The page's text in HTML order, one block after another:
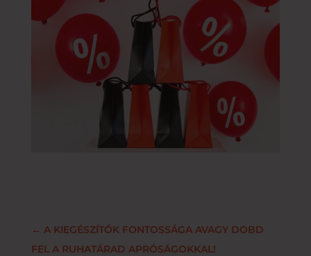
← A KIEGÉSZÍTŐK FONTOSSÁGA AVAGY DOBD
FEL A RUHATÁRAD APRÓSÁGOKKAL!